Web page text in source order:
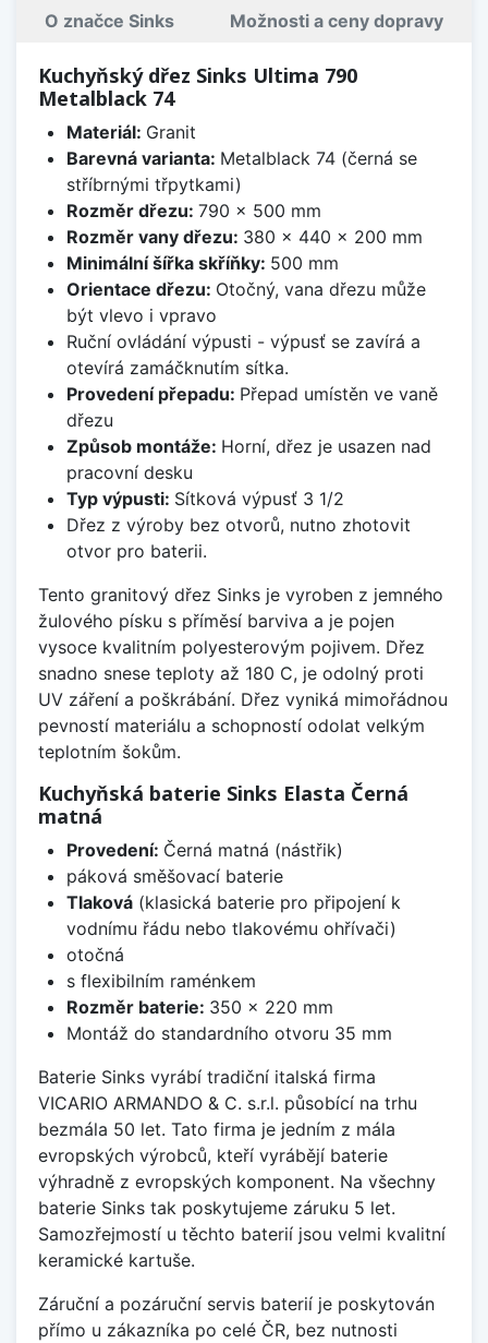
O značce Sinks Možnosti a ceny dopravy
Kuchyňský dřez Sinks Ultima 790
Metalblack 74
Materiál: Granit
Barevná varianta: Metalblack 74 (černá se
stříbrnými třpytkami)
Rozměr dřezu: 790 x 500 mm
Rozměr vany dřezu: 380 x 440 x 200 mm
Minimální šířka skříňky: 500 mm
Orientace dřezu: Otočný, vana dřezu může
být vlevo i vpravo
Ruční ovládání výpusti - výpusť se zavírá a
otevírá zamáčknutím sítka.
Provedení přepadu: Přepad umístěn ve vaně
dřezu
Způsob montáže: Horní, dřez je usazen nad
pracovní desku
Typ výpusti: Sítková výpusť 3 1/2
Dřez z výroby bez otvorů, nutno zhotovit
otvor pro baterii.
Tento granitový dřez Sinks je vyroben z jemného
žulového písku s příměsí barviva a je pojen
vysoce kvalitním polyesterovým pojivem. Dřez
snadno snese teploty až 180 C, je odolný proti
UV záření a poškrábání. Dřez vyniká mimořádnou
pevností materiálu a schopností odolat velkým
teplotním šokům.
Kuchyňská baterie Sinks Elasta Černá
matná
Provedení: Černá matná (nástřik)
páková směšovací baterie
Tlaková(klasická baterie pro připojení k
vodnímu řádu nebo tlakovému ohřívači)
otočná
s flexibilním raménkem
Rozměr baterie: 350 x 220 mm
Montáž do standardního otvoru 35 mm
Baterie Sinks vyrábí tradiční italská firma
VICARIO ARMANDO & C. s.r.l. působící na trhu
bezmála 50 let. Tato firma je jedním z mála
evropských výrobců, kteří vyrábějí baterie
výhradně z evropských komponent. Na všechny
baterie Sinks tak poskytujeme záruku 5 let.
Samozřejmostí u těchto baterií jsou velmi kvalitní
keramické kartuše.
Záruční a pozáruční servis baterií je poskytován
přímo u zákazníka po celé ČR, bez nutnosti